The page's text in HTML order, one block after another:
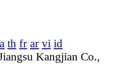
th fr ar vi id
Kangjian Co.,